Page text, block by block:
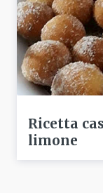
Ricetta
limone